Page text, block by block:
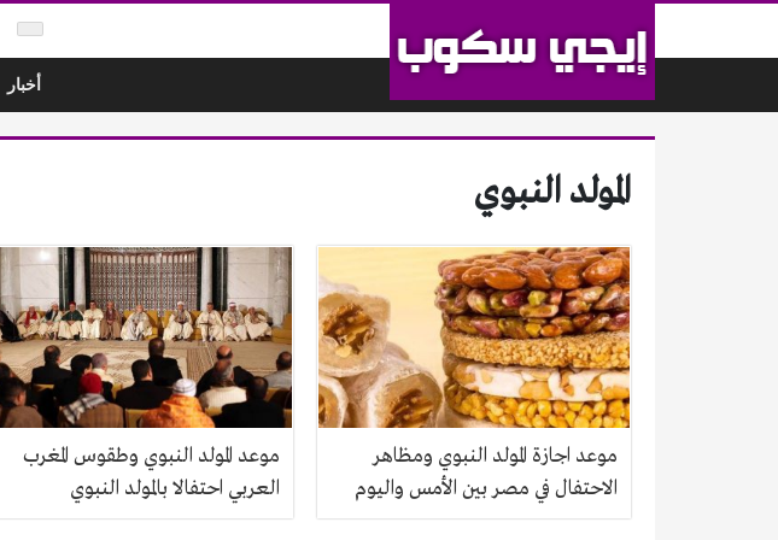
أخبار
المولد النبوي
موعد اجازة المولد النبوي ومظاهر
الاحتفال في مصر بين الأمس واليوم
موعد المولد النبوي وطقوس المغرب
العربي احتفالا بالمولد النبوي